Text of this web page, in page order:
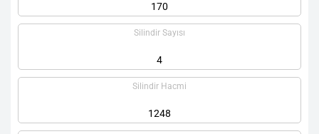
170
Silindir Sayısı
4
Silindir Hacmi
1248